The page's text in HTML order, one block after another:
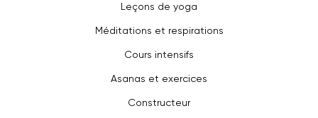
Leçons de yoga
Méditations et respirations
Cours intensifs
Asanas et exercices
Constructeur